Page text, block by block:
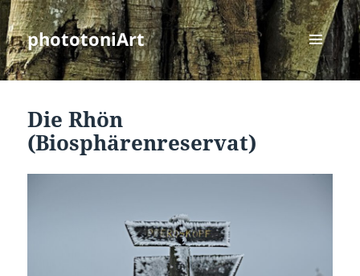
phototoniArt
MENÜ
UND
Die Rhön
(Biosphärenreservat)